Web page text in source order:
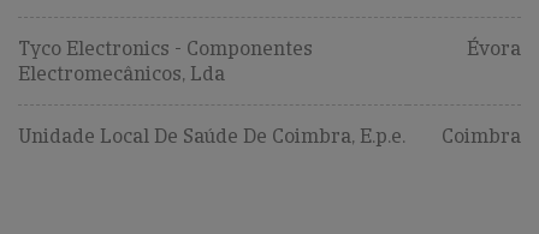
Tyco Electronics - Componentes
Electromecânicos, Lda
Évora
Unidade Local De Saúde De Coimbra, E.p.e. Coimbra